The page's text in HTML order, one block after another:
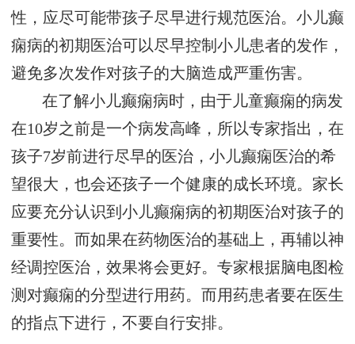
性，应尽可能带孩子尽早进行规范医治。小儿癫
痫病的初期医治可以尽早控制小儿患者的发作，
避免多次发作对孩子的大脑造成严重伤害。
在了解小儿癫痫病时，由于儿童癫痫的病发
在10岁之前是一个病发高峰，所以专家指出，在
孩子7岁前进行尽早的医治，小儿癫痫医治的希
望很大，也会还孩子一个健康的成长环境。家长
应要充分认识到小儿癫痫病的初期医治对孩子的
重要性。而如果在药物医治的基础上，再辅以神
经调控医治，效果将会更好。专家根据脑电图检
测对癫痫的分型进行用药。而用药患者要在医生
的指点下进行，不要自行安排。